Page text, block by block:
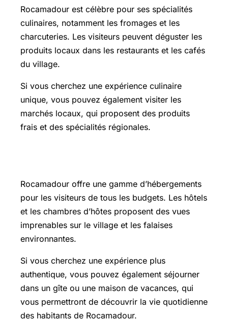
Rocamadour est célèbre pour ses spécialités
culinaires, notamment les fromages et les
charcuteries. Les visiteurs peuvent déguster les
produits locaux dans les restaurants et les cafés
du village.
Si vous cherchez une expérience culinaire
unique, vous pouvez également visiter les
marchés locaux, qui proposent des produits
frais et des spécialités régionales.
Rocamadour offre une gamme d’hébergements
pour les visiteurs de tous les budgets. Les hôtels
et les chambres d’hôtes proposent des vues
imprenables sur le village et les falaises
environnantes.
Si vous cherchez une expérience plus
authentique, vous pouvez également séjourner
dans un gîte ou une maison de vacances, qui
vous permettront de découvrir la vie quotidienne
des habitants de Rocamadour.